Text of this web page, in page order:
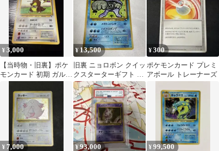
¥3,000
【当時物・旧裏】ポケ
モンカード 初期 ガルー
版）
¥ 13,500
旧裏 ニョロボン クイッ
クスターターギフト 光
沢あり コロコロプロモ
拡張シート
¥300
ポケモンカード プレミ
アボール トレーナーズ
¥ 7,000 ¥93,000 ¥99,500